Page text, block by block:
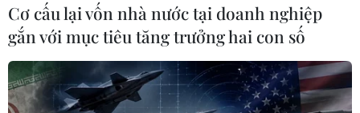
Cơ cấu lại vốn nhà nước tại doanh nghiệp
gắn với mục tiêu tăng trưởng hai con số